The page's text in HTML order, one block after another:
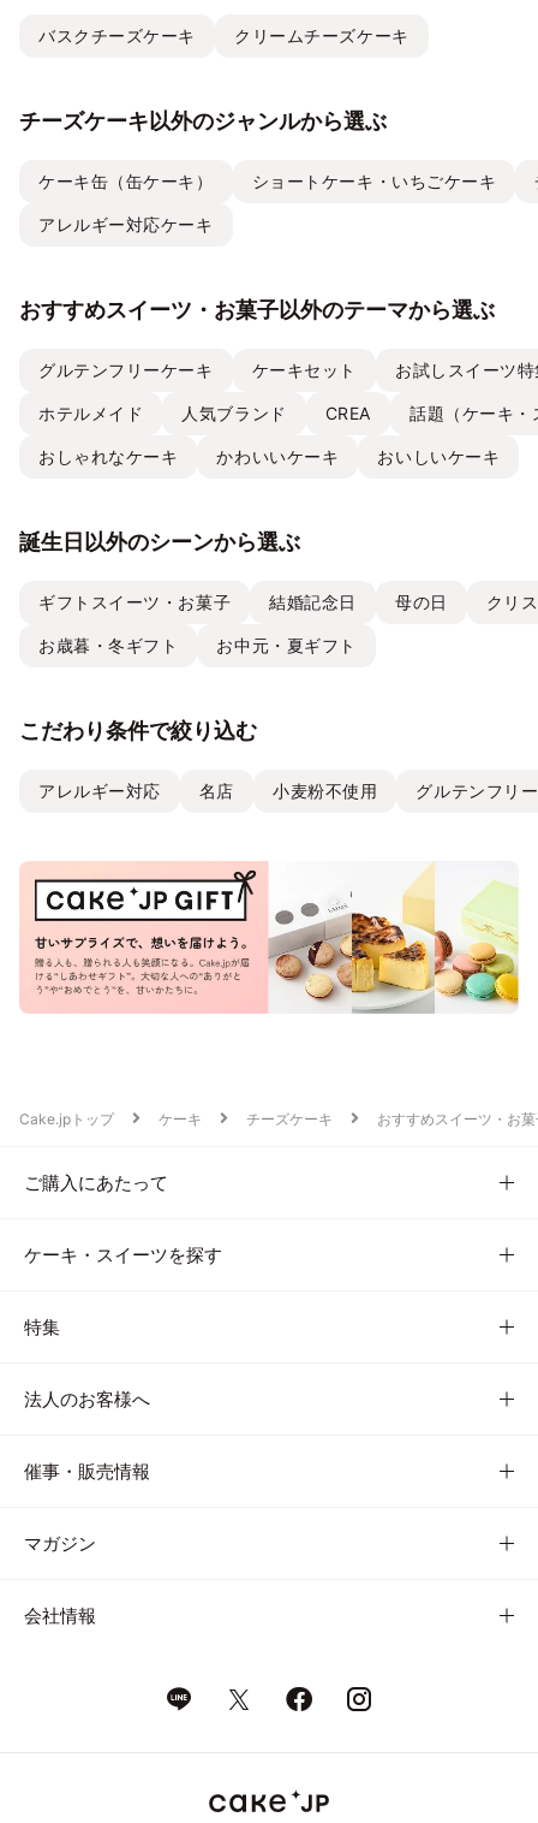
バスクチーズケーキ クリームチーズケーキ
チーズケーキ以外のジャンルから選ぶ
ケーキ缶（缶ケーキ） ショートケーキ・いちごケーキ
アレルギー対応ケーキ
おすすめスイーツ・お菓子以外のテーマから選ぶ
グルテンフリーケーキ ケーキセット お試しスイーツ
ホテルメイド 人気ブランド CREA 話題（ケーキ・
おしゃれなケーキ かわいいケーキ おいしいケーキ
誕生日以外のシーンから選ぶ
ギフトスイーツ・お菓子 結婚記念日 母の日 クリ
お歳暮・冬ギフト お中元・夏ギフト
こだわり条件で絞り込む
アレルギー対応 名店 小麦粉不使用 グルテンフリー
Cake.jpトップ ケーキ チーズケーキ おすすめスイーツ・お
ご購入にあたって
ケーキ・スイーツを探す
特集
法人のお客様へ
催事・販売情報
マガジン
会社情報